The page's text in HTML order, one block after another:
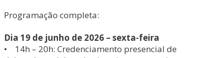
Programação completa:
Dia 19 de junho de 2026 – sexta-feira
• 14h – 20h: Credenciamento presencial de